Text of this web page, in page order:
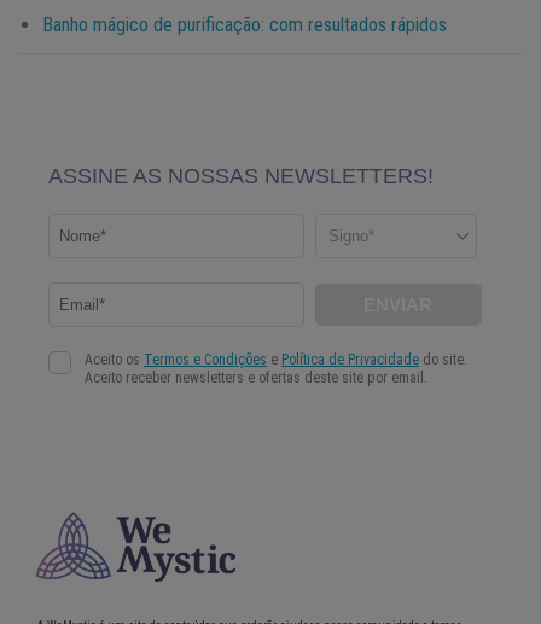
Banho mágico de purificação: com resultados rápidos